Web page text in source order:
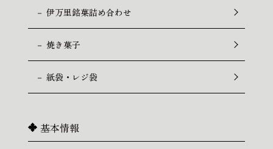
－ 伊万里銘菓詰め合わせ
－ 焼き菓子
－ 紙袋・レジ袋
基本情報